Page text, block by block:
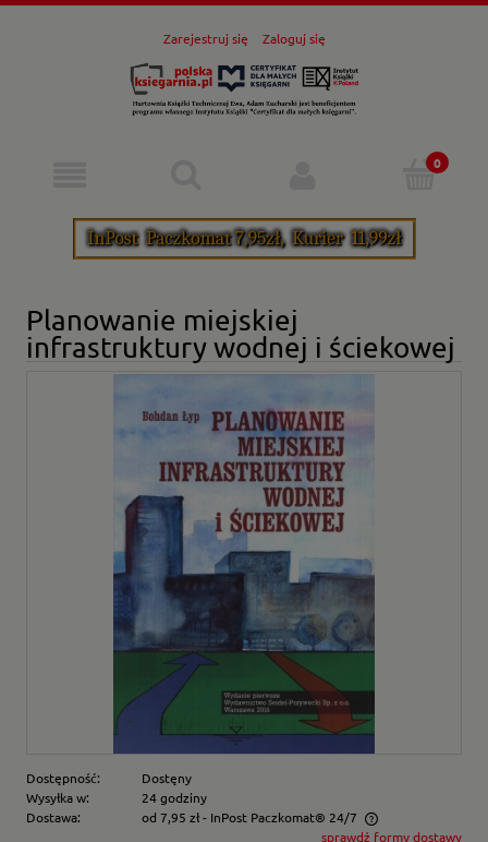
Zarejestruj się Zaloguj się
Planowanie miejskiej
infrastruktury wodnej i ściekowej
Dostępność:
Dostęny
Wysyłka w:
24 godziny
Dostawa:
od 7,95 zł- InPost Paczkomat® 24/7
sprawdź formy dostawy